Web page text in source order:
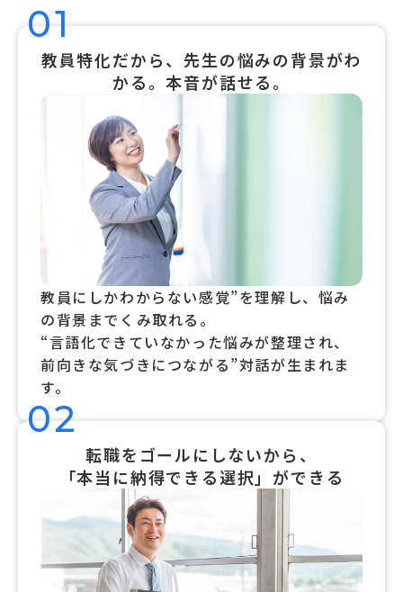
教員特化だから、先生の悩みの背景がわ
かる。本音が話せる。
教員にしかわからない感覚”を理解し、悩み
の背景までくみ取れる。
“言語化できていなかった悩みが整理され、
前向きな気づきにつながる”対話が生まれま
す。
01
転職をゴールにしないから、
「本当に納得できる選択」ができる
02